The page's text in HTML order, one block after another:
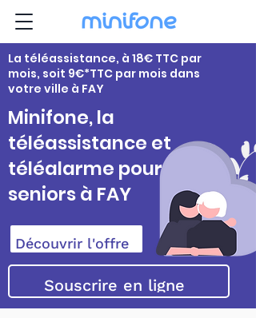
La téléassistance, à 18€ TTC par
mois, soit 9€*TTC par mois dans
votre ville à FAY
Minifone, la
téléassistance et
téléalarme pour
seniors à FAY
Découvrir l'offre
Souscrire en ligne